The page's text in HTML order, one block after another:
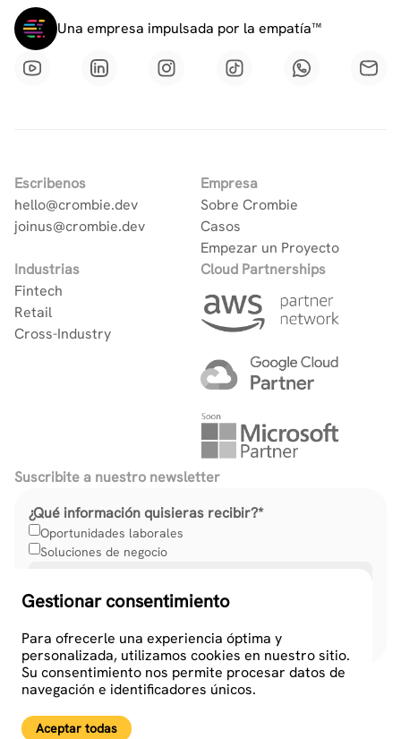
Gestionar consentimiento
Para ofrecerle una experiencia óptima y
personalizada, utilizamos cookies en nuestro sitio.
Su consentimiento nos permite procesar datos de
navegación e identificadores únicos.
Aceptar todas
Una empresa impulsada por la empatía™
Escribenos
hello@crombie.dev
joinus@crombie.dev
Empresa
Sobre Crombie
Casos
Empezar un Proyecto
Industrias
Fintech
Retail
Cross-Industry
Cloud Partnerships
Suscribite a nuestro newsletter
¿Qué información quisieras recibir?*
Oportunidades laborales
Soluciones de negocio